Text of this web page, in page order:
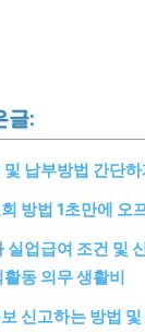
글:
납부방법 간단
방법 1초만에 오
실업급여 조건 및
동 의무 생활비
신고하는 방법